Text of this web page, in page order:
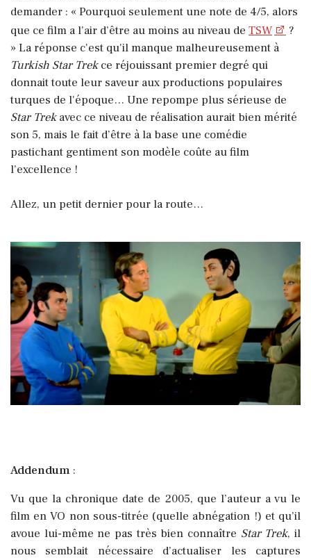
demander : « Pourquoi seulement une note de 4/5, alors
que ce film a l’air d’être au moins au niveau de TSW
?
» La réponse c'est qu'il manque malheureusement à
Turkish Star Trekce réjouissant premier degré qui
donnait toute leur saveur aux productions populaires
turques de l'époque… Une repompe plus sérieuse de
Star Trekavec ce niveau de réalisation aurait bien mérité
son 5, mais le fait d’être à la base une comédie
pastichant gentiment son modèle coûte au film
l’excellence !
Allez, un petit dernier pour la route…
Addendum :
Vu que la chronique date de 2005, que l’auteur a vu le
film en VO non sous-titrée (quelle abnégation !) et qu’il
avoue lui-même ne pas très bien connaître Star Trek, il
nous semblait nécessaire d’actualiser les captures